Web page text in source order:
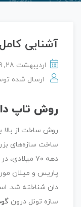
آشنایی
اردیبهشت 28, 1399
ارسال شده
روش تاپ
روش ساخت از بالا
ساخت سازه‌های
دهه ۷۰
پاریس و میلان
دان شناخته شد.
سازه تونل درون